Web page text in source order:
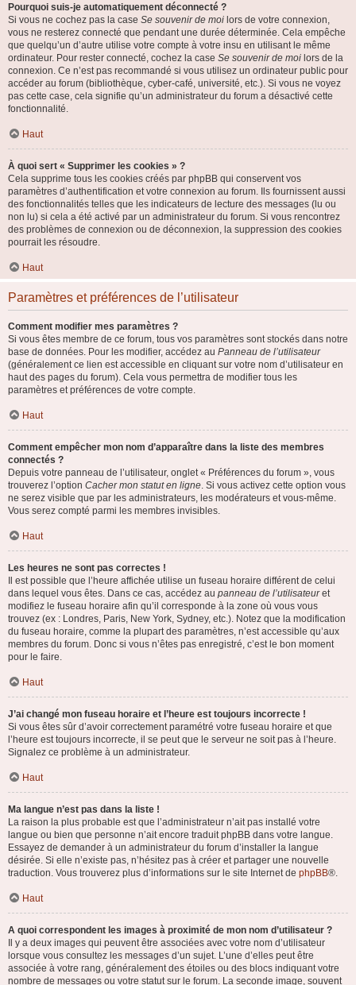
Pourquoi suis-je automatiquement déconnecté ?
Si vous ne cochez pas la case Se souvenir de moi lors de votre connexion,
vous ne resterez connecté que pendant une durée déterminée. Cela empêche
que quelqu’un d’autre utilise votre compte à votre insu en utilisant le même
ordinateur. Pour rester connecté, cochez la case Se souvenir de moi lors de la
connexion. Ce n’est pas recommandé si vous utilisez un ordinateur public pour
accéder au forum (bibliothèque, cyber-café, université, etc.). Si vous ne voyez
pas cette case, cela signifie qu’un administrateur du forum a désactivé cette
fonctionnalité.
Haut
À quoi sert « Supprimer les cookies » ?
Cela supprime tous les cookies créés par phpBB qui conservent vos
paramètres d’authentification et votre connexion au forum. Ils fournissent aussi
des fonctionnalités telles que les indicateurs de lecture des messages (lu ou
non lu) si cela a été activé par un administrateur du forum. Si vous rencontrez
des problèmes de connexion ou de déconnexion, la suppression des cookies
pourrait les résoudre.
Haut
Paramètres et préférences de l’utilisateur
Comment modifier mes paramètres ?
Si vous êtes membre de ce forum, tous vos paramètres sont stockés dans notre
base de données. Pour les modifier, accédez au Panneau de l’utilisateur
(généralement ce lien est accessible en cliquant sur votre nom d’utilisateur en
haut des pages du forum). Cela vous permettra de modifier tous les
paramètres et préférences de votre compte.
Haut
Comment empêcher mon nom d’apparaître dans la liste des membres
connectés ?
Depuis votre panneau de l’utilisateur, onglet « Préférences du forum », vous
trouverez l’option Cacher mon statut en ligne. Si vous activez cette option vous
ne serez visible que par les administrateurs, les modérateurs et vous-même.
Vous serez compté parmi les membres invisibles.
Haut
Les heures ne sont pas correctes !
Il est possible que l’heure affichée utilise un fuseau horaire différent de celui
dans lequel vous êtes. Dans ce cas, accédez au panneau de l’utilisateuret
modifiez le fuseau horaire afin qu’il corresponde à la zone où vous vous
trouvez (ex : Londres, Paris, New York, Sydney, etc.). Notez que la modification
du fuseau horaire, comme la plupart des paramètres, n’est accessible qu’aux
membres du forum. Donc si vous n’êtes pas enregistré, c’est le bon moment
pour le faire.
Haut
J’ai changé mon fuseau horaire et l’heure est toujours incorrecte !
Si vous êtes sûr d’avoir correctement paramétré votre fuseau horaire et que
l’heure est toujours incorrecte, il se peut que le serveur ne soit pas à l’heure.
Signalez ce problème à un administrateur.
Haut
Ma langue n’est pas dans la liste !
La raison la plus probable est que l’administrateur n’ait pas installé votre
langue ou bien que personne n’ait encore traduit phpBB dans votre langue.
Essayez de demander à un administrateur du forum d’installer la langue
désirée. Si elle n’existe pas, n’hésitez pas à créer et partager une nouvelle
traduction. Vous trouverez plus d’informations sur le site Internet de phpBB®.
Haut
A quoi correspondent les images à proximité de mon nom d’utilisateur ?
Il y a deux images qui peuvent être associées avec votre nom d’utilisateur
lorsque vous consultez les messages d’un sujet. L’une d’elles peut être
associée à votre rang, généralement des étoiles ou des blocs indiquant votre
nombre de messages ou votre statut sur le forum. La seconde image, souvent